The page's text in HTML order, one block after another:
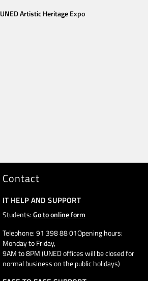
UNED Artistic Heritage Expo
Contact
IT HELP AND SUPPORT
Students:Go to online form
Telephone: 91 398 88 01Opening hours:
Monday to Friday,
9AM to 8PM (UNED offices will be closed for
normal business on the public holidays)